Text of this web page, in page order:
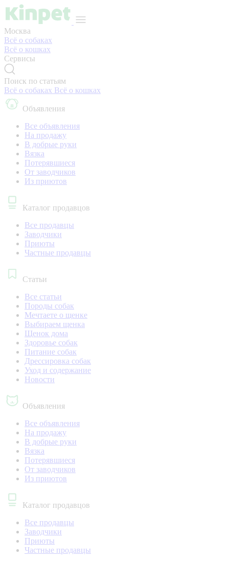
Москва
Всё о собаках
Всё о кошках
Сервисы
Поиск по статьям
Всё о собаках Всё о кошках
Объявления
Все объявления
На продажу
В добрые руки
Вязка
Потерявшиеся
От заводчиков
Из приютов
Каталог продавцов
Все продавцы
Заводчики
Приюты
Частные продавцы
Статьи
Все статьи
Породы собак
Мечтаете о щенке
Выбираем щенка
Щенок дома
Здоровье собак
Питание собак
Дрессировка собак
Уход и содержание
Новости
Объявления
Все объявления
На продажу
В добрые руки
Вязка
Потерявшиеся
От заводчиков
Из приютов
Каталог продавцов
Все продавцы
Заводчики
Приюты
Частные продавцы